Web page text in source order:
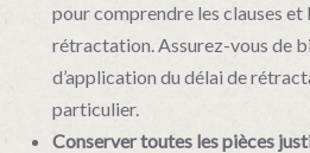
pour comprendre les clauses et
rétractation. Assurez-vous de
d’application du délai de
particulier.
Conserver toutes les pièces